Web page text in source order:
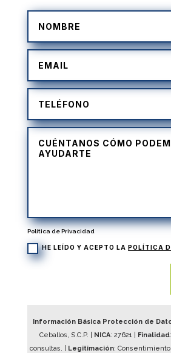
Política de Privacidad
HE LEÍDO Y ACEPTO LA POLÍTICA
Información Básica Protección de
Ceballos, S.C.P. |
NICA: 27621| Finalidad
consultas. |
Legitimación: